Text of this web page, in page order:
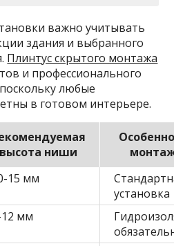
важно учитывать
здания и выбранного
Плинтус скрытого монтажа
и профессионального
любые
в готовом интерьере.
высота ниши
15 мм
установка
мм